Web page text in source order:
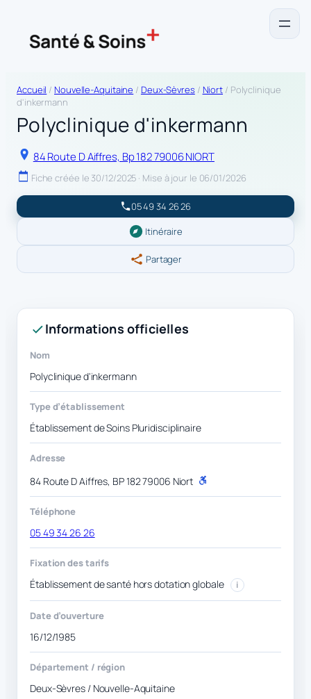
Accueil /Nouvelle-Aquitaine / Deux-Sèvres/ Niort / Polyclinique
d'inkermann
Polyclinique d'inkermann
84 Route D Aiffres, Bp 182 79006 NIORT
Fiche créée le 30/12/2025 · Mise à jour le 06/01/2026
05 49 34 26 26
Itinéraire
Partager
Informations officielles
Nom
Polyclinique d'inkermann
Type d’établissement
Établissement de Soins Pluridisciplinaire
Adresse
84 Route D Aiffres, BP 182 79006 Niort
P
M
Téléphone
05 49 34 26 26
Fixation des tarifs
Établissement de santé hors dotation globale i
Date d’ouverture
16/12/1985
Département / région
Deux-Sèvres / Nouvelle-Aquitaine